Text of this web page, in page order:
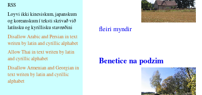
RSS
Loyvi ikki kinesiskum, japanskum
og koreanskum í teksti skrivað við
latínsku og kyrillisku stavrøðini
Disallow Arabic and Persian in text
writen by latin and cyrillic alphabet
Allow Thai in text writen by latin
and cyrillic alphabet
Disallow Armenian and Georgian in
text writen by latin and cyrillic
alphabet
fleiri myndir
Benetice na podzim